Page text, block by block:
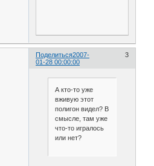
Поделиться 3
2007-
01-28 00:00:00
А кто-то уже
вживую этот
полигон видел? В
смысле, там уже
что-то игралось
или нет?